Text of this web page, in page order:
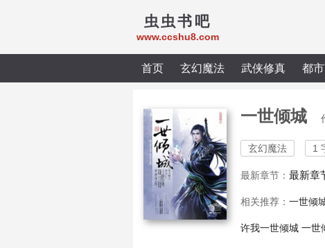
虫虫书吧
www.ccshu8.com
首页 玄幻魔法 武侠修真 都
一世倾城
玄幻魔法 1
最新章节： 最新章
相关推荐： 一世倾
许我一世倾城 一世